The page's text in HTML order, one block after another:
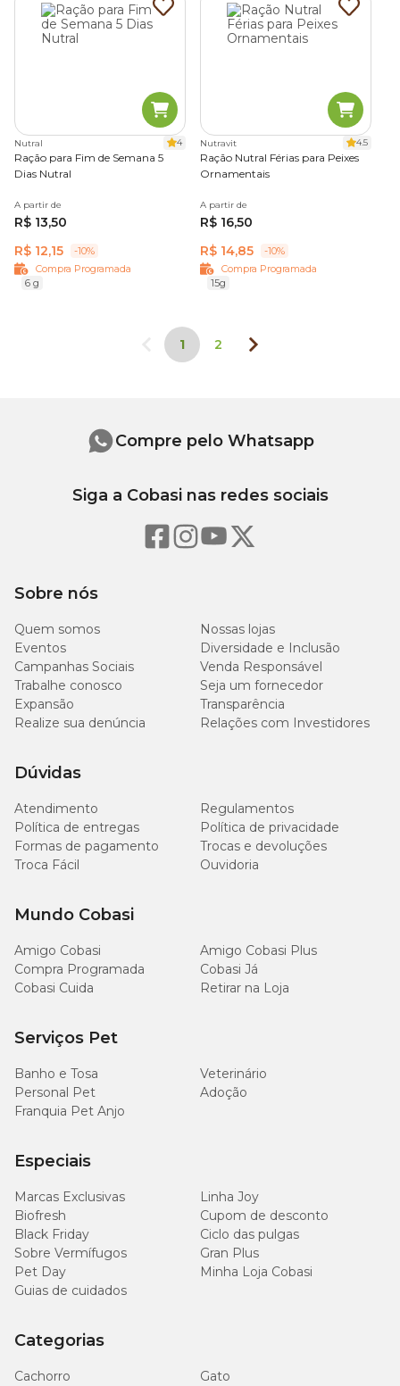
Nutral 4
Ração para Fim de Semana 5
Dias Nutral
A partir de
R$ 13,50
R$ 12,15
-10%
Compra Programada
6 g
Nutravit 4.5
Ração Nutral Férias para Peixes
Ornamentais
A partir de
R$ 16,50
R$ 14,85
-10%
Compra Programada
15g
1 2
Sobre nós
Quem somos
Nossas lojas
Eventos
Diversidade e Inclusão
Campanhas Sociais
Venda Responsável
Trabalhe conosco
Seja um fornecedor
Expansão
Transparência
Realize sua denúncia
Relações com Investidores
Dúvidas
Atendimento
Regulamentos
Política de entregas
Política de privacidade
Formas de pagamento
Trocas e devoluções
Troca Fácil
Ouvidoria
Mundo Cobasi
Amigo Cobasi
Amigo Cobasi Plus
Compra Programada
Cobasi Já
Cobasi Cuida
Retirar na Loja
Serviços Pet
Banho e Tosa
Veterinário
Personal Pet
Adoção
Franquia Pet Anjo
Especiais
Marcas Exclusivas
Linha Joy
Biofresh
Cupom de desconto
Black Friday
Ciclo das pulgas
Sobre Vermífugos
Gran Plus
Pet Day
Minha Loja Cobasi
Guias de cuidados
Categorias
Cachorro
Gato
Compre pelo Whatsapp
Siga a Cobasi nas redes sociais